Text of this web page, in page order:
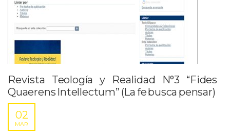
Revista Teología y Realidad N°3 “Fides
Quaerens Intellectum” (La fe busca pensar)
02
MAR